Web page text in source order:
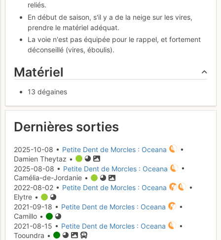
reliés.
En début de saison, s'il y a de la neige sur les vires,
prendre le matériel adéquat.
La voie n'est pas équipée pour le rappel, et fortement
déconseillé (vires, éboulis).
Matériel
13 dégaines
Dernières sorties
2025-10-08 • Petite Dent de Morcles : Oceana
•
Damien Theytaz •
2025-08-08 • Petite Dent de Morcles : Oceana
•
Camélia-de-Jordanie •
2022-08-02 • Petite Dent de Morcles : Oceana
•
Elytre •
2021-09-18 • Petite Dent de Morcles : Oceana
•
Camillo •
2021-08-15 • Petite Dent de Morcles : Oceana
•
Tooundra •